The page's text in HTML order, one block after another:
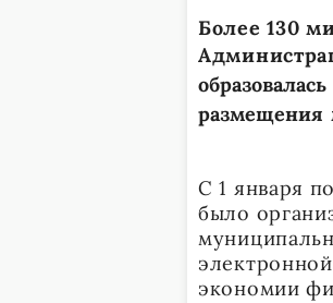
Более 130
размещения
С 1 января
было
экономии